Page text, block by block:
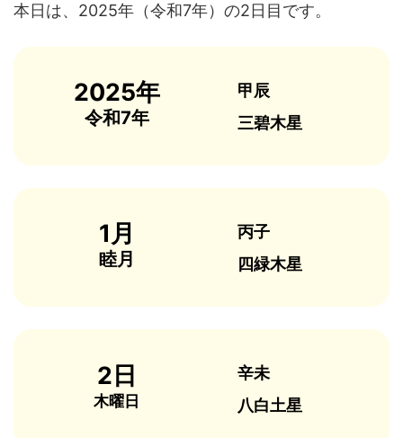
本日は、2025年（令和7年）の2日目です。
2025年
令和7年
甲辰
三碧木星
1月
睦月
丙子
四緑木星
2日
木曜日
辛未
八白土星